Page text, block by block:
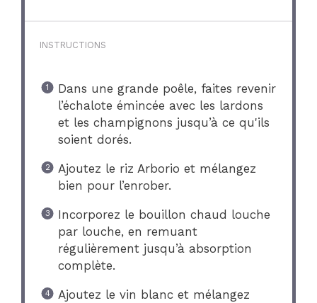
INSTRUCTIONS
Dans une grande poêle, faites revenir
l’échalote émincée avec les lardons
et les champignons jusqu’à ce qu'ils
soient dorés.
Ajoutez le riz Arborio et mélangez
bien pour l’enrober.
Incorporez le bouillon chaud louche
par louche, en remuant
régulièrement jusqu’à absorption
complète.
Ajoutez le vin blanc et mélangez